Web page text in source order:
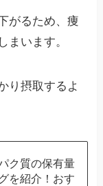
がるため、痩
まいます。
り摂取するよ
ク質の保有量
を紹介！おす